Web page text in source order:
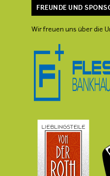
FREUNDE UND
Wir freuen uns über die